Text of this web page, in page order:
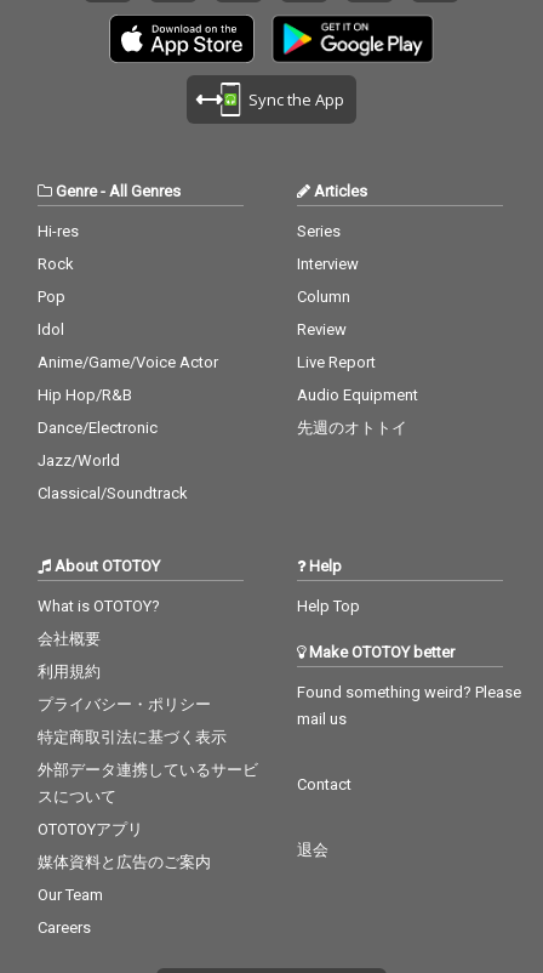
時代を超えて鳴り続け
るサウンドへと昇華さ
せている。タイトルに
名に相応しい、文字通
た。
Sync the App
Genre- All Genres
Hi-res
Rock
Pop
Idol
Anime/Game/Voice Actor
Hip Hop/R&B
Dance/Electronic
Jazz/World
Classical/Soundtrack
Articles
Series
Interview
Column
Review
Live Report
Audio Equipment
先週のオトトイ
About OTOTOY
What is OTOTOY?
会社概要
利用規約
プライバシー・ポリシー
特定商取引法に基づく表示
外部データ連携しているサービ
スについて
OTOTOYアプリ
媒体資料と広告のご案内
Our Team
Careers
Help
Help Top
Make OTOTOY better
Found something weird? Please
mail us
Contact
退会